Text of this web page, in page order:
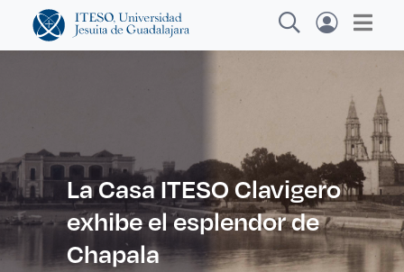
Explora sitios web, programas académicos,
actividades y noticias
Diplomados y Cursos
La Casa ITESO Clavigero
exhibe el esplendor de
Chapala